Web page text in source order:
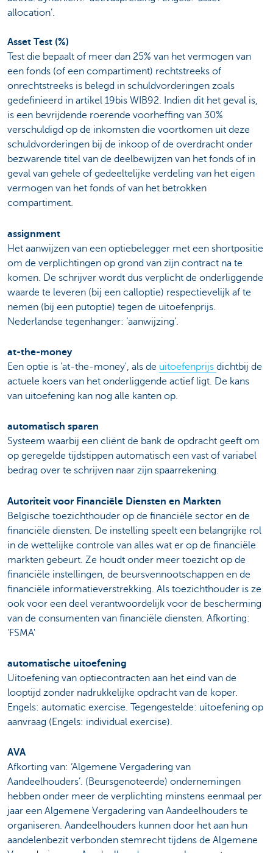
allocation’.
Asset Test (%)
Test die bepaalt of meer dan 25% van het vermogen van
een fonds (of een compartiment) rechtstreeks of
onrechtstreeks is belegd in schuldvorderingen zoals
gedefinieerd in artikel 19bis WIB92. Indien dit het geval is,
is een bevrijdende roerende voorheffing van 30%
verschuldigd op de inkomsten die voortkomen uit deze
schuldvorderingen bij de inkoop of de overdracht onder
bezwarende titel van de deelbewijzen van het fonds of in
geval van gehele of gedeeltelijke verdeling van het eigen
vermogen van het fonds of van het betrokken
compartiment.
assignment
Het aanwijzen van een optiebelegger met een shortpositie
om de verplichtingen op grond van zijn contract na te
komen. De schrijver wordt dus verplicht de onderliggende
waarde te leveren (bij een calloptie) respectievelijk af te
nemen (bij een putoptie) tegen de uitoefenprijs.
Nederlandse tegenhanger: ‘aanwijzing’.
at-the-money
Een optie is 'at-the-money', als de uitoefenprijs dichtbij de
actuele koers van het onderliggende actief ligt. De kans
van uitoefening kan nog alle kanten op.
automatisch sparen
Systeem waarbij een cliënt de bank de opdracht geeft om
op geregelde tijdstippen automatisch een vast of variabel
bedrag over te schrijven naar zijn spaarrekening.
Autoriteit voor Financiële Diensten en Markten
Belgische toezichthouder op de financiële sector en de
financiële diensten. De instelling speelt een belangrijke rol
in de wettelijke controle van alles wat er op de financiële
markten gebeurt. Ze houdt onder meer toezicht op de
financiële instellingen, de beursvennootschappen en de
financiële informatieverstrekking. Als toezichthouder is ze
ook voor een deel verantwoordelijk voor de bescherming
van de consumenten van financiële diensten. Afkorting:
'FSMA'
automatische uitoefening
Uitoefening van optiecontracten aan het eind van de
looptijd zonder nadrukkelijke opdracht van de koper.
Engels: automatic exercise. Tegengestelde: uitoefening op
aanvraag (Engels: individual exercise).
AVA
Afkorting van: ‘Algemene Vergadering van
Aandeelhouders’. (Beursgenoteerde) ondernemingen
hebben onder meer de verplichting minstens eenmaal per
jaar een Algemene Vergadering van Aandeelhouders te
organiseren. Aandeelhouders kunnen door het aan hun
aandelenbezit verbonden stemrecht tijdens de Algemene